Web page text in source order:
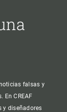
falsas y
En CREAF
y diseñadores